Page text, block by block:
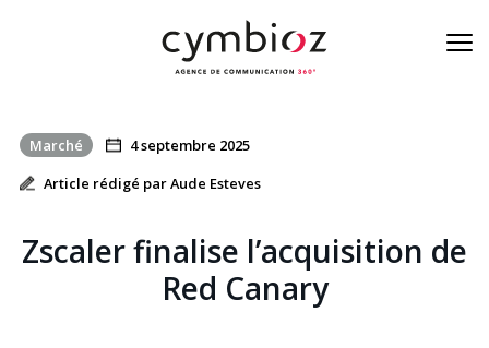
À la une de la cyber
Nos métiers
Marché
4 septembre 2025
Article rédigé par Aude Esteves
Zscaler finalise l’acquisition de
Red Canary